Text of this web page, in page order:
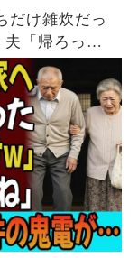
だけ雑炊だっ
「帰ろっ
ら100件の鬼